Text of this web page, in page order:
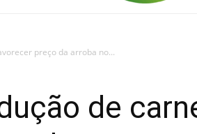
Agromove
preço da arroba no...
de